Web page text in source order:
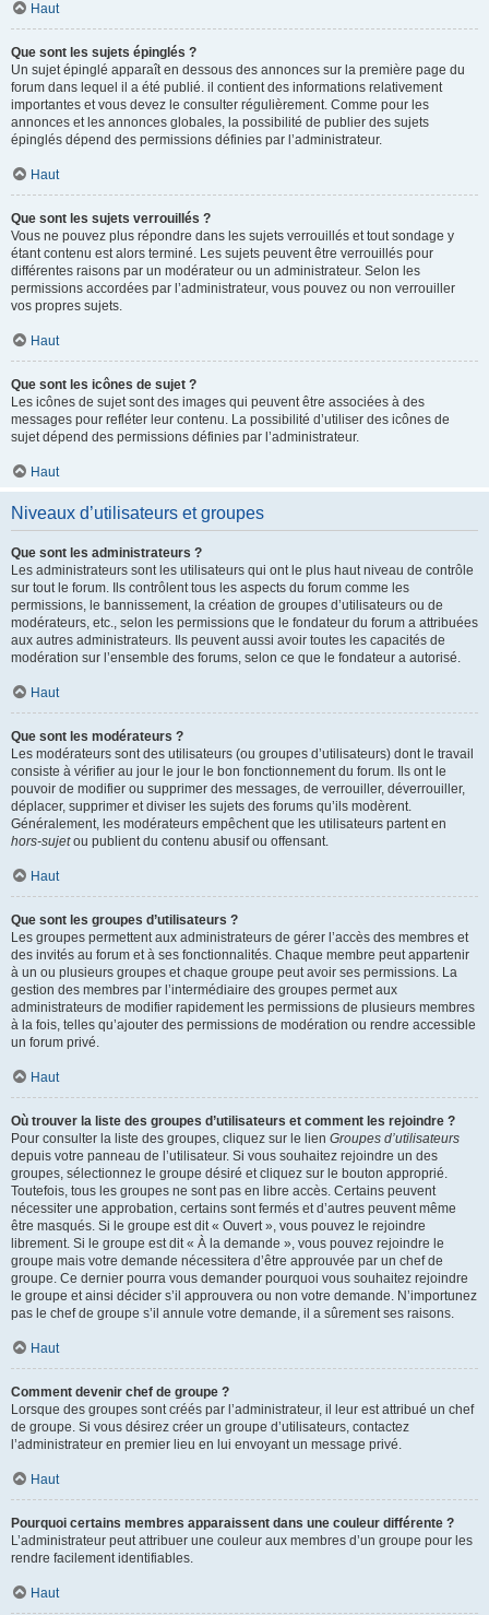
Haut
Que sont les sujets épinglés ?
Un sujet épinglé apparaît en dessous des annonces sur la première page du
forum dans lequel il a été publié. il contient des informations relativement
importantes et vous devez le consulter régulièrement. Comme pour les
annonces et les annonces globales, la possibilité de publier des sujets
épinglés dépend des permissions définies par l’administrateur.
Haut
Que sont les sujets verrouillés ?
Vous ne pouvez plus répondre dans les sujets verrouillés et tout sondage y
étant contenu est alors terminé. Les sujets peuvent être verrouillés pour
différentes raisons par un modérateur ou un administrateur. Selon les
permissions accordées par l’administrateur, vous pouvez ou non verrouiller
vos propres sujets.
Haut
Que sont les icônes de sujet ?
Les icônes de sujet sont des images qui peuvent être associées à des
messages pour refléter leur contenu. La possibilité d’utiliser des icônes de
sujet dépend des permissions définies par l’administrateur.
Haut
Niveaux d’utilisateurs et groupes
Que sont les administrateurs ?
Les administrateurs sont les utilisateurs qui ont le plus haut niveau de contrôle
sur tout le forum. Ils contrôlent tous les aspects du forum comme les
permissions, le bannissement, la création de groupes d’utilisateurs ou de
modérateurs, etc., selon les permissions que le fondateur du forum a attribuées
aux autres administrateurs. Ils peuvent aussi avoir toutes les capacités de
modération sur l’ensemble des forums, selon ce que le fondateur a autorisé.
Haut
Que sont les modérateurs ?
Les modérateurs sont des utilisateurs (ou groupes d’utilisateurs) dont le travail
consiste à vérifier au jour le jour le bon fonctionnement du forum. Ils ont le
pouvoir de modifier ou supprimer des messages, de verrouiller, déverrouiller,
déplacer, supprimer et diviser les sujets des forums qu’ils modèrent.
Généralement, les modérateurs empêchent que les utilisateurs partent en
hors-sujetou publient du contenu abusif ou offensant.
Haut
Que sont les groupes d’utilisateurs ?
Les groupes permettent aux administrateurs de gérer l’accès des membres et
des invités au forum et à ses fonctionnalités. Chaque membre peut appartenir
à un ou plusieurs groupes et chaque groupe peut avoir ses permissions. La
gestion des membres par l’intermédiaire des groupes permet aux
administrateurs de modifier rapidement les permissions de plusieurs membres
à la fois, telles qu’ajouter des permissions de modération ou rendre accessible
un forum privé.
Haut
Où trouver la liste des groupes d’utilisateurs et comment les rejoindre ?
Pour consulter la liste des groupes, cliquez sur le lien Groupes d’utilisateurs
depuis votre panneau de l’utilisateur. Si vous souhaitez rejoindre un des
groupes, sélectionnez le groupe désiré et cliquez sur le bouton approprié.
Toutefois, tous les groupes ne sont pas en libre accès. Certains peuvent
nécessiter une approbation, certains sont fermés et d’autres peuvent même
être masqués. Si le groupe est dit « Ouvert », vous pouvez le rejoindre
librement. Si le groupe est dit « À la demande », vous pouvez rejoindre le
groupe mais votre demande nécessitera d’être approuvée par un chef de
groupe. Ce dernier pourra vous demander pourquoi vous souhaitez rejoindre
le groupe et ainsi décider s’il approuvera ou non votre demande. N’importunez
pas le chef de groupe s’il annule votre demande, il a sûrement ses raisons.
Haut
Comment devenir chef de groupe ?
Lorsque des groupes sont créés par l’administrateur, il leur est attribué un chef
de groupe. Si vous désirez créer un groupe d’utilisateurs, contactez
l’administrateur en premier lieu en lui envoyant un message privé.
Haut
Pourquoi certains membres apparaissent dans une couleur différente ?
L’administrateur peut attribuer une couleur aux membres d’un groupe pour les
rendre facilement identifiables.
Haut